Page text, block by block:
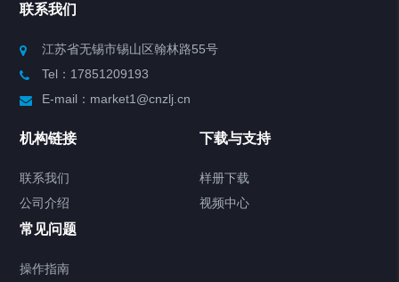
制冷加热动态控温系统
Chiller直冷控温机组
联系我们
江苏省无锡市锡山区翰林路55号
Tel：17851209193
E-mail：market1@cnzlj.cn
机构链接
联系我们
公司介绍
下载与支持
样册下载
视频中心
常见问题
操作指南